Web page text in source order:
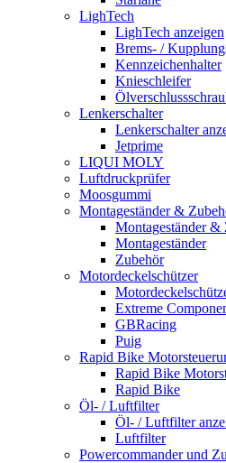
LighTech
LighTech anzeigen
Brems- /
Kennzeichenhalter
Knieschleifer
Lenkerschalter
Lenkerschalter
Jetprime
LIQUI MOLY
Luftdruckprüfer
Moosgummi
Montageständer &
Montageständer &
Montageständer
Zubehör
Motordeckelschützer
Extreme
GBRacing
Puig
Rapid Bike
Rapid Bike
Rapid Bike
Öl- / Luftfilter
Öl- / Luftfilter
Luftfilter
Powercommander und